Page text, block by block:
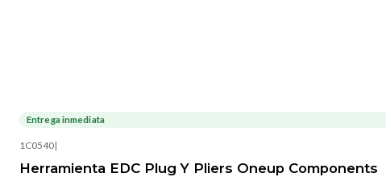
Entrega inmediata
1C0540|
Herramienta EDC Plug Y Pliers Oneup Components